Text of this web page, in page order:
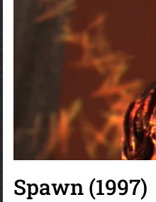
Spawn (1997)